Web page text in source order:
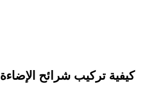
كيفية تركيب شرائح الإضاءة LED بكفاءة